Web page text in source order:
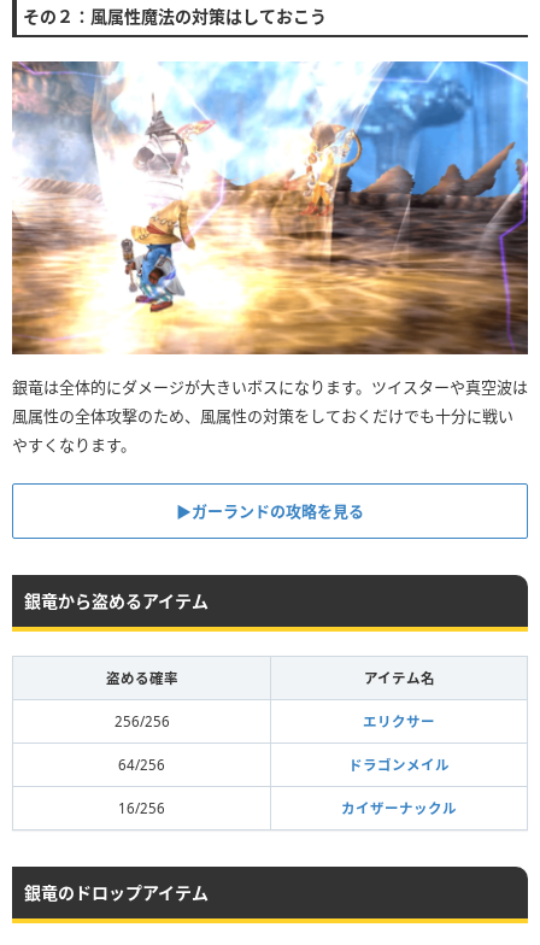
その２：風属性魔法の対策はしておこう
銀竜は全体的にダメージが大きいボスになります。ツイスターや真空波は
風属性の全体攻撃のため、風属性の対策をしておくだけでも十分に戦い
やすくなります。
▶︎ガーランドの攻略を見る
銀竜から盗めるアイテム
盗める確率 アイテム名
256/256 エリクサー
64/256 ドラゴンメイル
16/256 カイザーナックル
銀竜のドロップアイテム